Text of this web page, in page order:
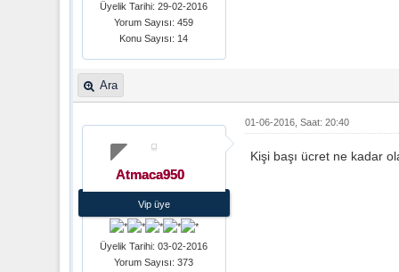
Üyelik Tarihi: 29-02-2016
Yorum Sayısı: 459
Konu Sayısı: 14
Ara
Atmaca950
Vip üye
Üyelik Tarihi: 03-02-2016
Yorum Sayısı: 373
01-06-2016, Saat: 20:40
Kişi başı ücret ne kadar